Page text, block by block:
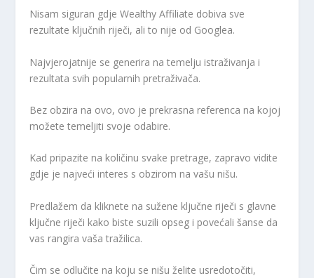
Nisam siguran gdje Wealthy Affiliate dobiva sve
rezultate ključnih riječi, ali to nije od Googlea.
Najvjerojatnije se generira na temelju istraživanja i
rezultata svih popularnih pretraživača.
Bez obzira na ovo, ovo je prekrasna referenca na kojoj
možete temeljiti svoje odabire.
Kad pripazite na količinu svake pretrage, zapravo vidite
gdje je najveći interes s obzirom na vašu nišu.
Predlažem da kliknete na sužene ključne riječi s glavne
ključne riječi kako biste suzili opseg i povećali šanse da
vas rangira vaša tražilica.
Čim se odlučite na koju se nišu želite usredotočiti,